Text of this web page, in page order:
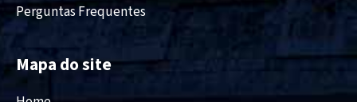
Perguntas Frequentes
Mapa do site